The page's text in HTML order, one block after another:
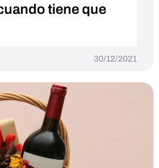
tiene que
30/12/2021